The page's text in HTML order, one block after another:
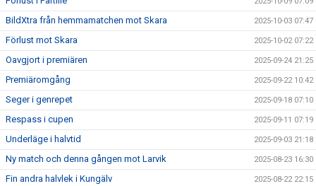
BildXtra från hemmamatchen mot Skara 2025-10-03 07:47
Förlust mot Skara 2025-10-02 07:22
Oavgjort i premiären 2025-09-24 21:25
Premiäromgång 2025-09-22 10:42
Seger i genrepet 2025-09-18 07:10
Respass i cupen 2025-09-11 07:19
Underläge i halvtid 2025-09-03 21:18
Ny match och denna gången mot Larvik 2025-08-23 16:30
Fin andra halvlek i Kungälv 2025-08-22 22:15